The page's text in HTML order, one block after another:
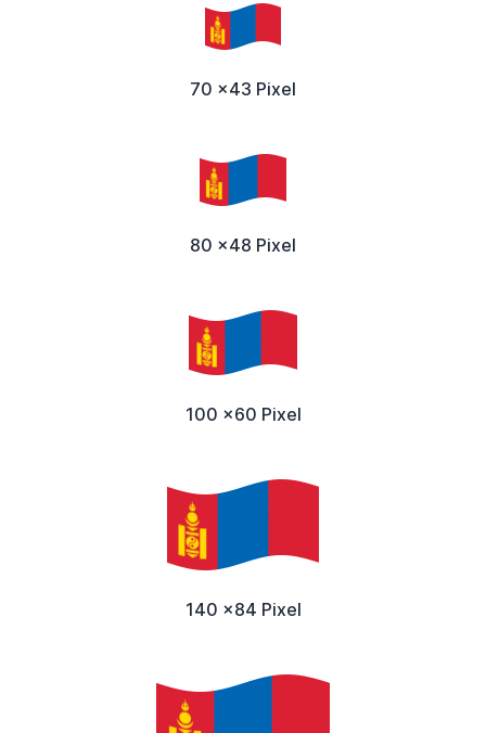
70 x43 Pixel
80 x48 Pixel
100 x60 Pixel
140 x84 Pixel